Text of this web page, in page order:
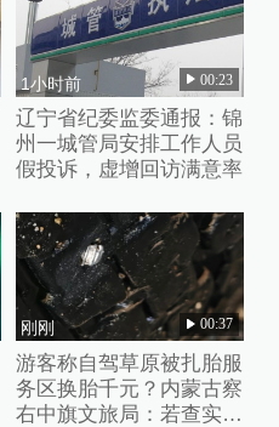
1小时前 00:23
辽宁省纪委监委通报：锦
州一城管局安排工作人员
假投诉，虚增回访满意率
刚刚 00:37
游客称自驾草原被扎胎服
务区换胎千元？内蒙古察
右中旗文旅局：若查实人